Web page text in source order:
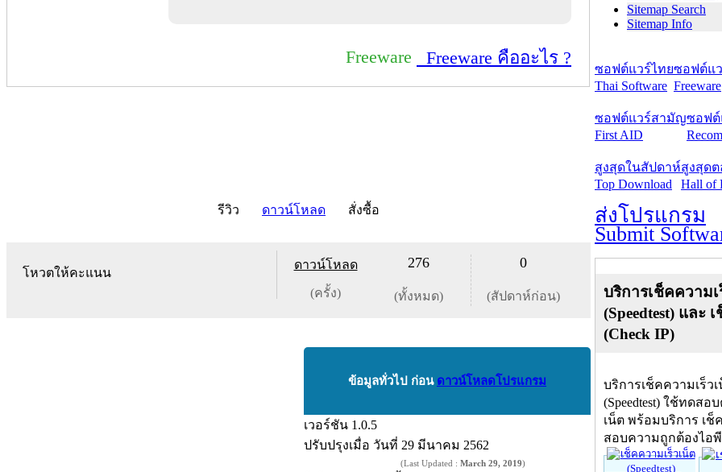
Freeware Freeware คืออะไร ?
รีวิว ดาวน์โหลด สั่งซื้อ
โหวตให้คะแนน
ดาวน์โหลด
(ครั้ง)
276
(ทั้งหมด)
0
(สัปดาห์ก่อน)
ข้อมูลทั่วไป ก่อน ดาวน์โหลดโปรแกรม
เวอร์ชัน 1.0.5
ปรับปรุงเมื่อ วันที่ 29 มีนาคม 2562
(Last Updated : March 29, 2019)
Sitemap Search
Sitemap Info
ซอฟต์แวร์ไทย
Thai Software
ซอฟต์แ
Freeware
ซอฟต์แวร์สามัญ
First AID
ซอฟต์
สูงสุดในสัปดาห์
Top Download
สูงสุด
Hall of
ส่งโปรแกรม
Submit
บริการเช็คความเ
(Speedtest) และ
(Check IP)
บริการเช็คความเร็ว
(Speedtest) ใช้ทดสอ
เน็ต พร้อมบริการ เช็
สอบความถูกต้องไอ